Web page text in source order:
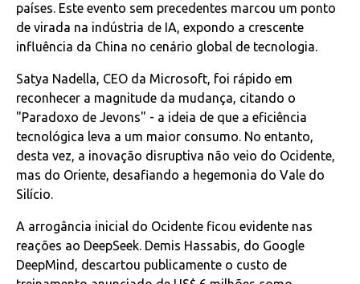
países. Este evento sem precedentes marcou um ponto
de virada na indústria de IA, expondo a crescente
influência da China no cenário global de tecnologia.
Satya Nadella, CEO da Microsoft, foi rápido em
reconhecer a magnitude da mudança, citando o
"Paradoxo de Jevons" - a ideia de que a eficiência
tecnológica leva a um maior consumo. No entanto,
desta vez, a inovação disruptiva não veio do Ocidente,
mas do Oriente, desafiando a hegemonia do Vale do
Silício.
A arrogância inicial do Ocidente ficou evidente nas
reações ao DeepSeek. Demis Hassabis, do Google
DeepMind, descartou publicamente o custo de